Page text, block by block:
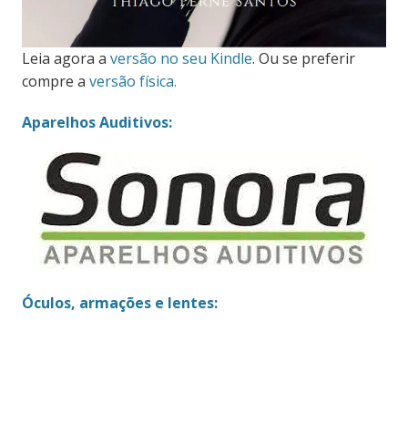
Leia agora a versão no seu Kindle. Ou se preferir
compre a versão física.
Aparelhos Auditivos:
Óculos, armações e lentes: